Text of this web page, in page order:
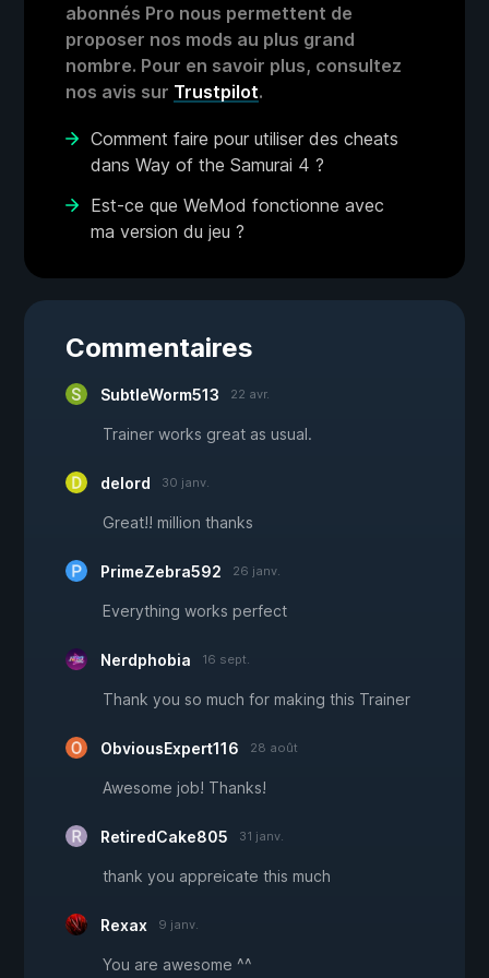
abonnés Pro nous permettent de
proposer nos mods au plus grand
nombre. Pour en savoir plus, consultez
nos avis sur Trustpilot.
Comment faire pour utiliser des cheats
dans Way of the Samurai 4 ?
Est-ce que WeMod fonctionne avec
ma version du jeu ?
Commentaires
SubtleWorm513 22 avr.
Trainer works great as usual.
delord 30 janv.
Great!! million thanks
PrimeZebra592 26 janv.
Everything works perfect
Nerdphobia 16 sept.
Thank you so much for making this Trainer
ObviousExpert116 28 août
Awesome job! Thanks!
RetiredCake805 31 janv.
thank you appreicate this much
Rexax 9 janv.
You are awesome ^^